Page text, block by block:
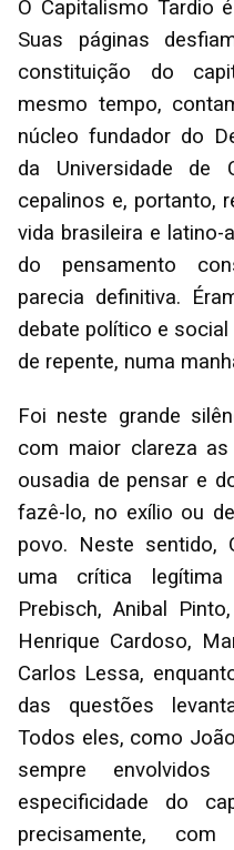
O Capitalismo Tardio
Suas páginas
constituição do
mesmo tempo,
núcleo fundador do
da Universidade de
cepalinos e, portanto,
vida brasileira e latino-
do pensamento
parecia definitiva.
debate político e
de repente, numa
Foi neste grande
com maior clareza
ousadia de pensar e
fazê-lo, no exílio ou
povo. Neste sentido,
uma crítica
Prebisch, Anibal
Henrique Cardoso,
Carlos Lessa,
das questões
Todos eles, como
sempre
especificidade do
precisamente,